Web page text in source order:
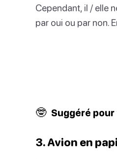
Cependant, il / elle
par oui ou par non.
🤓 Suggéré pour
3. Avion en